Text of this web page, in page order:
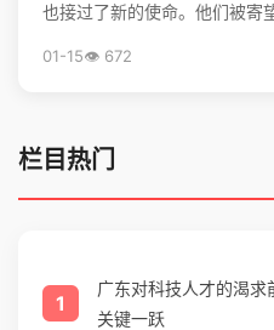
也接过了新的使命。他们被寄
01-15👁️ 672
栏目热门
1
广东对科技人才的渴
关键一跃